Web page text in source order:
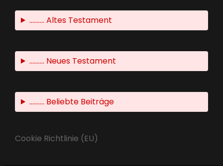
.......... Altes Testament
.......... Neues Testament
.......... Beliebte Beiträge
Cookie Richtlinie (EU)